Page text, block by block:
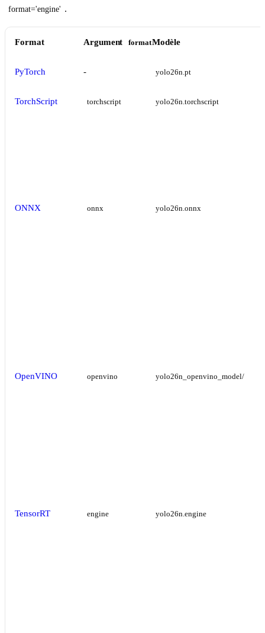
format='engine' .
Format Argument formatModèle
PyTorch - yolo26n.pt
TorchScript torchscript yolo26n.torchscript
ONNX onnx yolo26n.onnx
OpenVINO openvino yolo26n_openvino_model/
TensorRT engine yolo26n.engine